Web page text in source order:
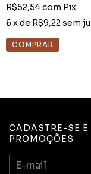
R$52,54com Pix
6 x de R$9,22sem
CADASTRE-SE
PROMOÇÕES